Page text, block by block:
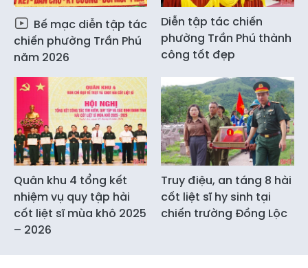
Bế mạc diễn tập tác
chiến phường Trần Phú
năm 2026
Diễn tập tác chiến
phường Trần Phú thành
công tốt đẹp
Quân khu 4 tổng kết
nhiệm vụ quy tập hài
cốt liệt sĩ mùa khô 2025
– 2026
Truy điệu, an táng 8 hài
cốt liệt sĩ hy sinh tại
chiến trường Đồng Lộc